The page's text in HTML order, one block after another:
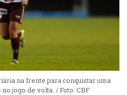
na frente para conquistar uma
jogo de volta. / Foto: CBF